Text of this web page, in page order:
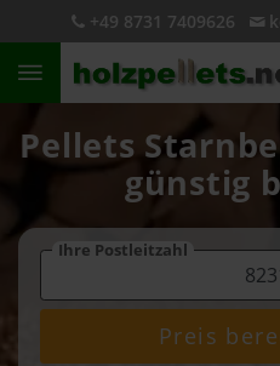
+49 8731 7409626
Pellets
günstig
Ihre Postleitzahl
Preis